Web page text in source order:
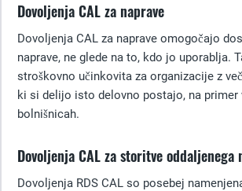
Dovoljenja CAL za naprave
Dovoljenja CAL za naprave omogočajo
naprave, ne glede na to, kdo jo uporablja.
stroškovno učinkovita za organizacije z
ki si delijo isto delovno postajo, na primer
bolnišnicah.
Dovoljenja CAL za storitve oddaljenega
Dovoljenja RDS CAL so posebej